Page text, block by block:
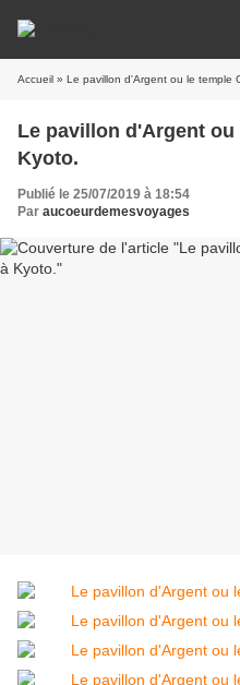
Accueil » Le pavillon d'Argent ou le temple
Le pavillon d'Argent
Kyoto.
Publié le 25/07/2019 à 18:54
Par aucoeurdemesvoyages